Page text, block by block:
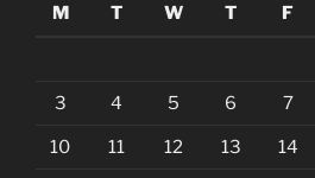
M
T W T F
3 4 5 6 7
10 11 12 13 14